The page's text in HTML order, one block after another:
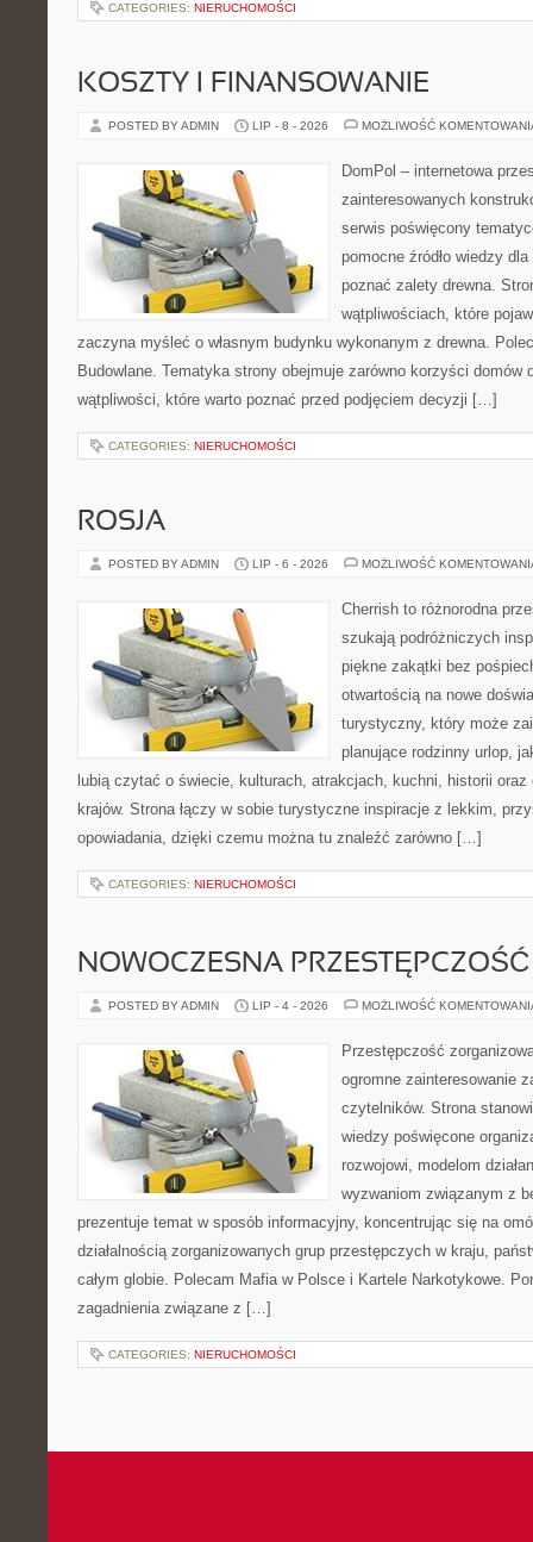
CATEGORIES: NIERUCHOMOŚCI
KOSZTY I FINANSOWANIE
POSTED BY ADMIN LIP - 8 - 2026 MOŻLIWOŚĆ
DomPol – internetowa
zainteresowanych
serwis poświęcony
pomocne źródło wiedzy
poznać zalety drewna.
wątpliwościach, które
zaczyna myśleć o własnym budynku wykonanym z drewna.
Budowlane. Tematyka strony obejmuje zarówno korzyści domów
wątpliwości, które warto poznać przed podjęciem decyzji […]
CATEGORIES: NIERUCHOMOŚCI
ROSJA
POSTED BY ADMIN LIP - 6 - 2026 MOŻLIWOŚĆ
Cherrish to różnorodna
szukają podróżniczych
piękne zakątki bez
otwartością na nowe
turystyczny, który może
planujące rodzinny urlop,
lubią czytać o świecie, kulturach, atrakcjach, kuchni, historii
krajów. Strona łączy w sobie turystyczne inspiracje z lekkim,
opowiadania, dzięki czemu można tu znaleźć zarówno […]
CATEGORIES: NIERUCHOMOŚCI
NOWOCZESNA PRZESTĘPCZOŚĆ
POSTED BY ADMIN LIP - 4 - 2026 MOŻLIWOŚĆ
Przestępczość
ogromne zainteresowanie
czytelników. Strona
wiedzy poświęcone
rozwojowi, modelom
wyzwaniom związanym z
prezentuje temat w sposób informacyjny, koncentrując się na
działalnością zorganizowanych grup przestępczych w kraju,
całym globie. Polecam Mafia w Polsce i Kartele Narkotykowe.
zagadnienia związane z […]
CATEGORIES: NIERUCHOMOŚCI